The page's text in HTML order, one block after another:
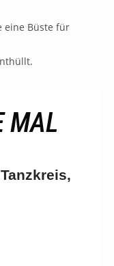
eine Büste für
MAL